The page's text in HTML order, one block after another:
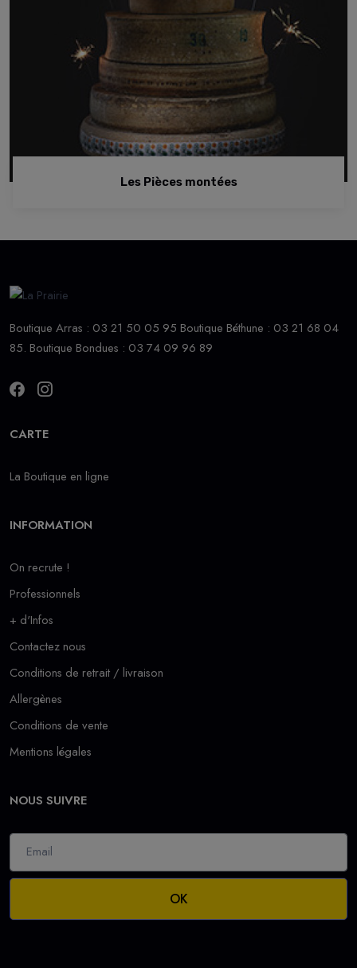
Les Pièces montées
Boutique Arras : 03 21 50 05 95 Boutique Béthune : 03 21 68 04
85. Boutique Bondues : 03 74 09 96 89
CARTE
La Boutique en ligne
INFORMATION
On recrute !
Professionnels
+ d'Infos
Contactez nous
Conditions de retrait / livraison
Allergènes
Conditions de vente
Mentions légales
NOUS SUIVRE
OK